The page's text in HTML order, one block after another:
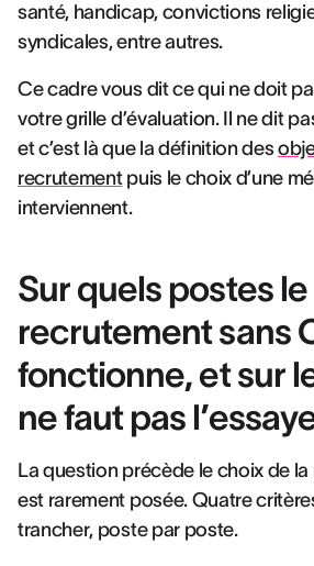
santé, handicap, convictions
syndicales, entre autres.
Ce cadre vous dit ce qui ne doit
votre grille d’évaluation. Il ne dit
et c’est là que la définition des
recrutementpuis le choix d’une
interviennent.
Sur quels postes le
recrutement sans
fonctionne, et sur
ne faut pas
La question précède le choix de
est rarement posée. Quatre
trancher, poste par poste.